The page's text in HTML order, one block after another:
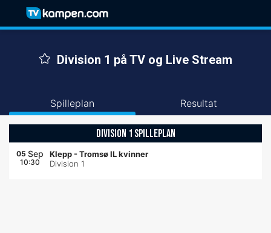
Division 1 på TV og Live Stream
Spilleplan Resultat
DIVISION 1 SPILLEPLAN
05 Sep
10:30
Klepp -Tromsø IL kvinner
Division 1